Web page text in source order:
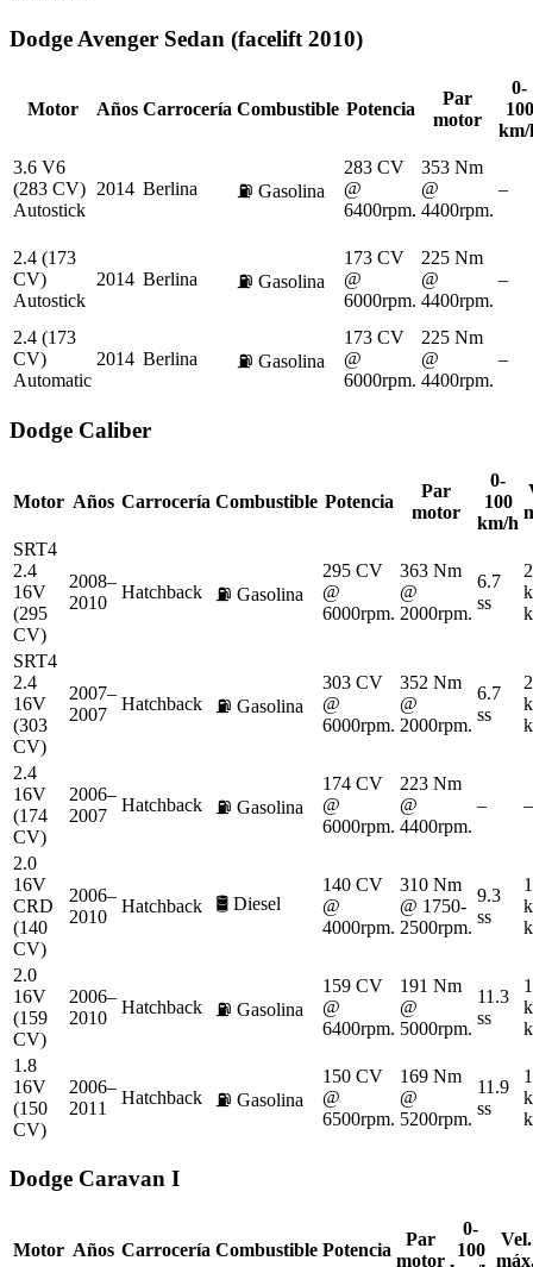
Dodge Avenger Sedan (facelift 2010)
Motor Años Carrocería Combustible Potencia
Par
motor
0-
100
km/
3.6 V6
(283 CV)
Autostick
2014 Berlina ⛽ Gasolina
283 CV
@
6400rpm.
353 Nm
@
4400rpm.
–
2.4 (173
CV)
Autostick
2014 Berlina ⛽ Gasolina
173 CV
@
6000rpm.
225 Nm
@
4400rpm.
–
2.4 (173
CV)
Automatic
2014 Berlina ⛽ Gasolina
173 CV
@
6000rpm.
225 Nm
@
4400rpm.
–
Dodge Caliber
Motor Años Carrocería Combustible Potencia
Par
motor
0-
100
km/h
SRT4
2.4
16V
(295
CV)
2008–
2010
Hatchback ⛽ Gasolina
295 CV
@
6000rpm.
363 Nm
@
2000rpm.
6.7
ss
SRT4
2.4
16V
(303
CV)
2007–
2007
Hatchback ⛽ Gasolina
303 CV
@
6000rpm.
352 Nm
@
2000rpm.
6.7
ss
2.4
16V
(174
CV)
2006–
2007
Hatchback ⛽ Gasolina
174 CV
@
6000rpm.
223 Nm
@
4400rpm.
– –
2.0
16V
CRD
(140
CV)
2006–
2010
Hatchback 🛢️ Diesel
140 CV
@
4000rpm.
310 Nm
@ 1750-
2500rpm.
9.3
ss
2.0
16V
(159
CV)
2006–
2010
Hatchback ⛽ Gasolina
159 CV
@
6400rpm.
191 Nm
@
5000rpm.
11.3
ss
1.8
16V
(150
CV)
2006–
2011
Hatchback ⛽ Gasolina
150 CV
@
6500rpm.
169 Nm
@
5200rpm.
11.9
ss
Dodge Caravan I
Motor Años Carrocería Combustible Potencia
Par
motor
0-
100
Vel.